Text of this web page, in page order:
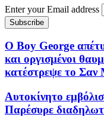
Enter your Email address
Ο Boy George
και οργισμένοι
κατέστρεψε το Σαν
Αυτοκίνητο
Παρέσυρε